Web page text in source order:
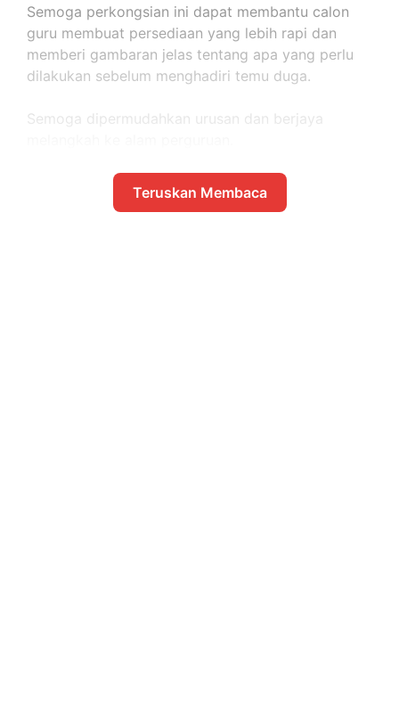
Semoga perkongsian ini dapat membantu calon
guru membuat persediaan yang lebih rapi dan
memberi gambaran jelas tentang apa yang perlu
dilakukan sebelum menghadiri temu duga.
Semoga dipermudahkan urusan dan berjaya
Teruskan Membaca